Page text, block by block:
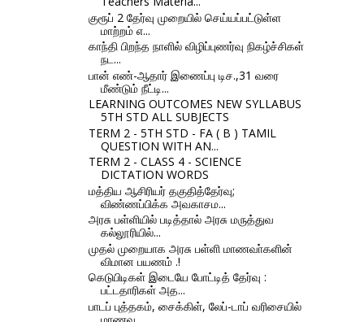
குரூப் 2 தேர்வு முறையில் செய்யப்பட்டுள்ள
மாற்றம் எ...
காந்தி பிறந்த நாளில் விழிப்புணர்வு நிகழ்ச்சிகள்
நட...
பான் எண்-ஆதார் இணைப்பு டிச.,31 வரை
மீண்டும் நீட்டி...
LEARNING OUTCOMES NEW SYLLABUS
5TH STD ALL SUBJECTS
TERM 2 - 5TH STD - FA ( B ) TAMIL
QUESTION WITH AN...
TERM 2 - CLASS 4 - SCIENCE
DICTATION WORDS
மத்திய ஆசிரியர் தகுதித்தேர்வு;
விண்ணப்பிக்க அவகாசம...
அரசு பள்ளியில் படித்தால் அரசு மருத்துவ
கல்லூரியில்...
முதல் முறையாக அரசு பள்ளி மாணவா்களின்
விமான பயணம் .!
கெடுபிடிகள் இடையே போட்டித் தேர்வு :
பட்டதாரிகள் அத...
பாடப் புத்தகம், சைக்கிள், லேப்-டாப் வரிசையில்
மாணவ...